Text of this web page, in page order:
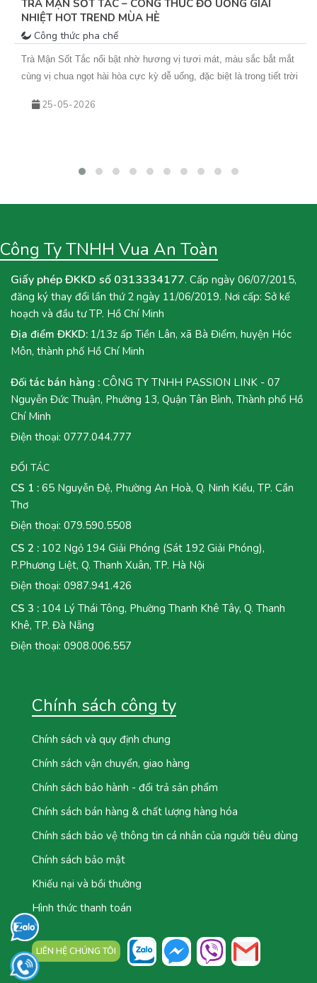
TRÀ MẬN SỐT TẮC – CÔNG THỨC ĐỒ UỐNG GIẢI
NHIỆT HOT TREND MÙA HÈ
Công thức pha chế
Trà Mận Sốt Tắc nổi bật nhờ hương vị tươi mát, màu sắc bắt mắt
cùng vị chua ngọt hài hòa cực kỳ dễ uống, đặc biệt là trong tiết trời
đậm vị và sốt tắc chua thanh giúp món nước này không chỉ giải
Toàn khám phá ngay công thức Trà Mận Sốt Tắc dưới đây nhé!
25-05-2026
Công Ty TNHH Vua An Toàn
Giấy phép ĐKKD số 0313334177. Cấp ngày 06/07/2015,
đăng ký thay đổi lần thứ 2 ngày 11/06/2019. Nơi cấp: Sở kế
hoạch và đầu tư TP. Hồ Chí Minh
Địa điểm ĐKKD: 1/13z ấp Tiền Lân, xã Bà Điểm, huyện Hóc
Môn, thành phố Hồ Chí Minh
Đối tác bán hàng : CÔNG TY TNHH PASSION LINK - 07
Nguyễn Đức Thuận, Phường 13, Quận Tân Bình, Thành phố Hồ
Chí Minh
Điện thoại: 0777.044.777
ĐỐI TÁC
CS 1 : 65 Nguyễn Đệ, Phường An Hoà, Q. Ninh Kiều, TP. Cần
Thơ
Điện thoại: 079.590.5508
CS 2 : 102 Ngỏ 194 Giải Phóng (Sát 192 Giải Phóng),
P.Phương Liệt, Q. Thanh Xuân, TP. Hà Nội
Điện thoại: 0987.941.426
CS 3 : 104 Lý Thái Tông, Phường Thanh Khê Tây, Q. Thanh
Khê, TP. Đà Nẵng
Điện thoại: 0908.006.557
Chính sách công ty
Chính sách và quy định chung
Chính sách vận chuyển, giao hàng
Chính sách bảo hành - đổi trả sản phẩm
Chính sách bán hàng & chất lượng hàng hóa
Chính sách bảo vệ thông tin cá nhân của người tiêu dùng
Chính sách bảo mật
Khiếu nại và bồi thường
Hình thức thanh toán
LIÊN HỆ CHÚNG TÔI